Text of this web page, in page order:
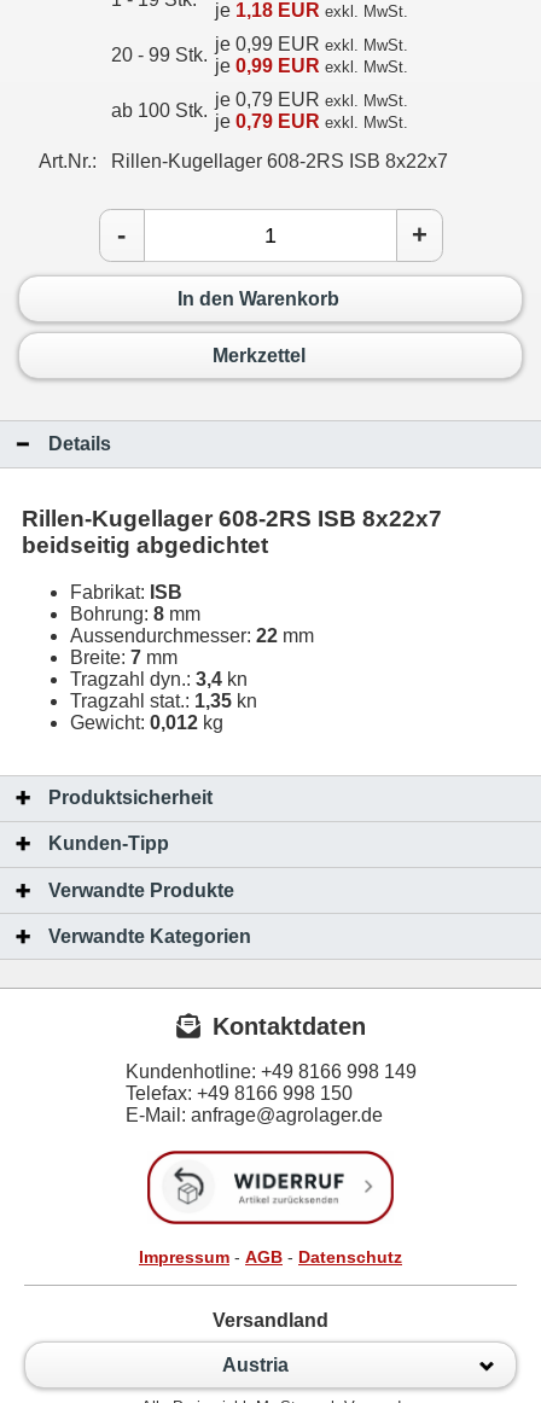
je 1,18 EUR exkl. MwSt.
20 - 99 Stk.
je 0,99 EUR exkl. MwSt.
je 0,99 EUR exkl. MwSt.
ab 100 Stk.
je 0,79 EUR exkl. MwSt.
je 0,79 EUR exkl. MwSt.
Art.Nr.: Rillen-Kugellager 608-2RS ISB 8x22x7
- +
In den Warenkorb
Merkzettel
Details
Rillen-Kugellager 608-2RS ISB 8x22x7
beidseitig abgedichtet
Fabrikat: ISB
Bohrung: 8 mm
Aussendurchmesser: 22 mm
Breite: 7 mm
Tragzahl dyn.: 3,4 kn
Tragzahl stat.: 1,35 kn
Gewicht: 0,012 kg
Produktsicherheit
Kunden-Tipp
Verwandte Produkte
Verwandte Kategorien
Kontaktdaten
Kundenhotline: +49 8166 998 149
Telefax: +49 8166 998 150
E-Mail: anfrage@agrolager.de
Impressum - AGB - Datenschutz
Versandland
Austria